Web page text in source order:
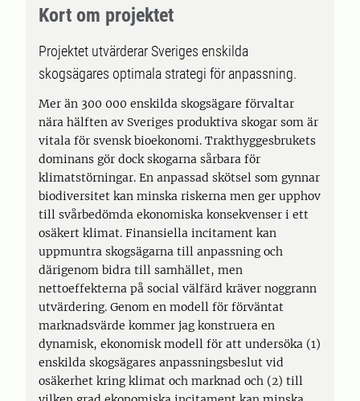
Kort om projektet
Projektet utvärderar Sveriges enskilda
skogsägares optimala strategi för anpassning.
Mer än 300 000 enskilda skogsägare förvaltar
nära hälften av Sveriges produktiva skogar som är
vitala för svensk bioekonomi. Trakthyggesbrukets
dominans gör dock skogarna sårbara för
klimatstörningar. En anpassad skötsel som gynnar
biodiversitet kan minska riskerna men ger upphov
till svårbedömda ekonomiska konsekvenser i ett
osäkert klimat. Finansiella incitament kan
uppmuntra skogsägarna till anpassning och
därigenom bidra till samhället, men
nettoeffekterna på social välfärd kräver noggrann
utvärdering. Genom en modell för förväntat
marknadsvärde kommer jag konstruera en
dynamisk, ekonomisk modell för att undersöka (1)
enskilda skogsägares anpassningsbeslut vid
osäkerhet kring klimat och marknad och (2) till